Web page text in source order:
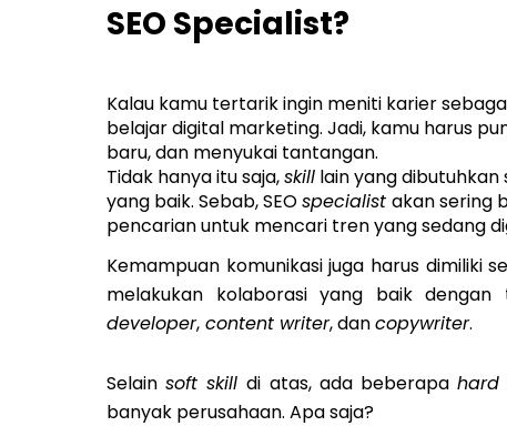
SEO Specialist?
Kalau kamu tertarik ingin meniti karier
belajar digital marketing. Jadi, kamu harus
baru, dan menyukai tantangan.
Tidak hanya itu saja,skill lain yang dibutuhkan
yang baik. Sebab, SEOspecialist akan sering
pencarian untuk mencari tren yang sedang
Kemampuan komunikasi juga harus dimiliki
melakukan kolaborasi yang baik
developer, content writer, dancopywriter.
Selainsoft skilldi atas, ada beberapa
banyak perusahaan. Apa saja?